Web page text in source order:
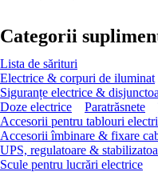
Categorii
Lista de sărituri
Electrice & corpuri de iluminat
Siguranțe electrice &
Doze electrice
Paratrăsnete
Accesorii pentru tablouri
Accesorii îmbinare & fixare
UPS, regulatoare &
Scule pentru lucrări electrice